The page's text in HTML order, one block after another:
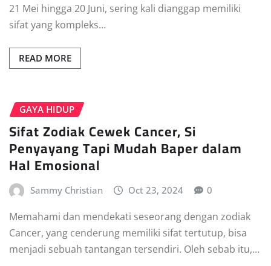
21 Mei hingga 20 Juni, sering kali dianggap memiliki
sifat yang kompleks…
READ MORE
GAYA HIDUP
Sifat Zodiak Cewek Cancer, Si
Penyayang Tapi Mudah Baper dalam
Hal Emosional
Sammy Christian Oct 23, 2024 0
Memahami dan mendekati seseorang dengan zodiak
Cancer, yang cenderung memiliki sifat tertutup, bisa
menjadi sebuah tantangan tersendiri. Oleh sebab itu,…